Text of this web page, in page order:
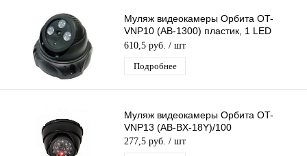
Муляж видеокамеры Орбита OT-
VNP10 (AB-1300) пластик, 1 LED
красный
610,5 руб. / шт
Подробнее
Муляж видеокамеры Орбита OT-
VNP13 (AB-BX-18Y)/100
277,5 руб. / шт